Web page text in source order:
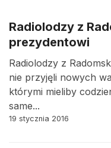
Radiolodzy z
prezydentowi
Radiolodzy z
nie przyjęli nowych
którymi mieliby
same...
19 stycznia 2016